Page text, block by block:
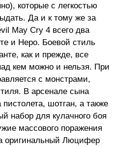
которые с легкостью
Да и к тому же за
May Cry 4 всего два
и Неро. Боевой стиль
как и прежде, все
кем можно и нельзя. При
с монстрами,
В арсенале сына
шотган, а также
набор для кулачного боя
массового поражения
оригинальный Люцифер